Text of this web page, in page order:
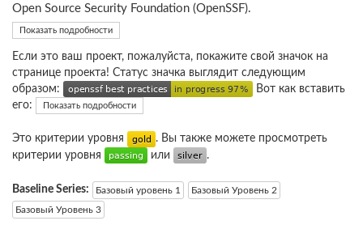
Open Source Security Foundation (OpenSSF).
Показать подробности
Если это ваш проект, пожалуйста, покажите свой значок на
странице проекта! Статус значка выглядит следующим
образом:
Вот как вставить
его:
Показать подробности
Это критерии уровня
. Вы также можете просмотреть
критерии уровня
или .
Baseline Series: Базовый уровень 1
Базовый Уровень 2
Базовый Уровень 3